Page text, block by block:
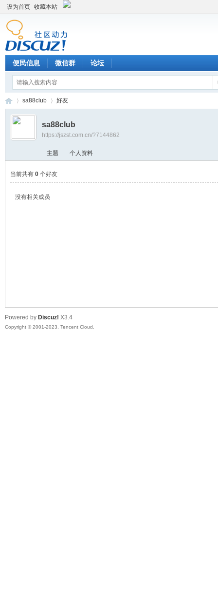
设为首页 收藏本站
便民信息 微信群 论坛
›
sa88club 好友
sa88club
https://jszst.com.cn/?7144862
主题 个人资料
当前共有 0个好友
没有相关成员
Powered by Discuz! X3.4
Copyright © 2001-2023, Tencent Cloud.